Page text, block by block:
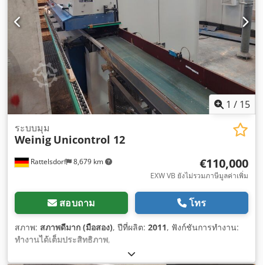
1 / 15
Rattelsdorf 8,679 km
ระบบมุม
Weinig Unicontrol 12
€110,000
EXW VB ยังไม่รวมภาษีมูลค่าเพิ่ม
สอบถาม โทร
สภาพ: สภาพดีมาก (มือสอง), ปีที่ผลิต: 2011, ฟังก์ชันการทำงาน:
ทำงานได้เต็มประสิทธิภาพ,